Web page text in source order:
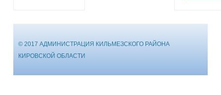
© 2017 АДМИНИСТРАЦИЯ КИЛЬМЕЗСКОГО РАЙОНА
КИРОВСКОЙ ОБЛАСТИ